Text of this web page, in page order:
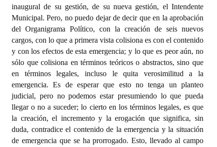
inaugural de su gestión, de su nueva gestión, el Intendente
Municipal. Pero, no puedo dejar de decir que en la aprobación
del Organigrama Político, con la creación de seis nuevos
cargos, con lo que a primera vista colisiona es con el contenido
y con los efectos de esta emergencia; y lo que es peor aún, no
sólo que colisiona en términos teóricos o abstractos, sino que
en términos legales, incluso le quita verosimilitud a la
emergencia. Es de esperar que esto no tenga un planteo
judicial, pero no podemos estar presumiendo lo que pueda
llegar o no a suceder; lo cierto en los términos legales, es que
la creación, el incremento y la erogación que significa, sin
duda, contradice el contenido de la emergencia y la situación
de emergencia que se ha prorrogado. Esto, llevado al campo